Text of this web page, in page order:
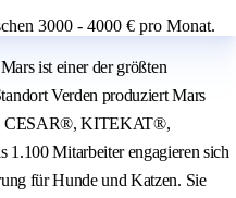
3000 - 4000 € pro Monat.
ist einer der größten
Verden produziert Mars
CESAR®, KITEKAT®,
Mitarbeiter engagieren sich
für Hunde und Katzen. Sie